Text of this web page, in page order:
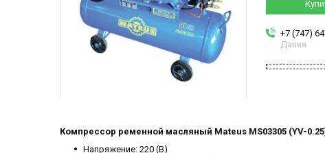
+7 (747)
Дания
Компрессор ременной масляный Mateus MS03305 (YV-
Напряжение: 220 (В)